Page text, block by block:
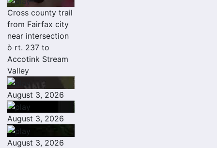
Cross county trail
from Fairfax city
near intersection
ò rt. 237 to
Accotink Stream
Valley
August 3, 2026
August 3, 2026
August 3, 2026